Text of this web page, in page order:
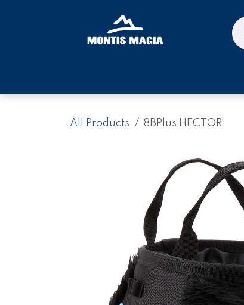
All Products 8BPlus HECTOR